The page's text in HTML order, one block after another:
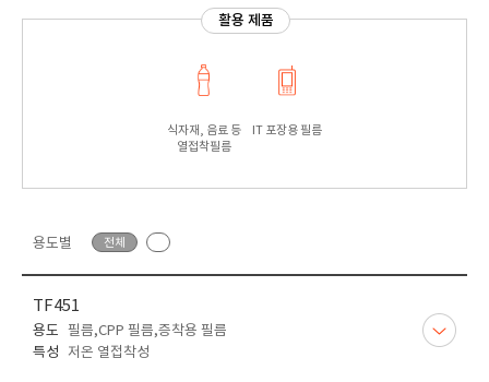
활용 제품
식자재, 음료 등
열접착필름
IT 포장용 필름
용도별 전체
TF451
용도 필름,CPP 필름,증착용 필름
특성
저온 열접착성